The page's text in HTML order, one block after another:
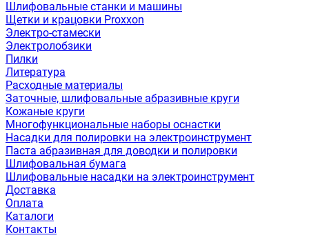
Шлифовальные станки и машины
Щетки и крацовки Proxxon
Электро-стамески
Электролобзики
Пилки
Литература
Расходные материалы
Заточные, шлифовальные абразивные круги
Кожаные круги
Многофункциональные наборы оснастки
Насадки для полировки на электроинструмент
Паста абразивная для доводки и полировки
Шлифовальная бумага
Шлифовальные насадки на электроинструмент
Доставка
Оплата
Каталоги
Контакты